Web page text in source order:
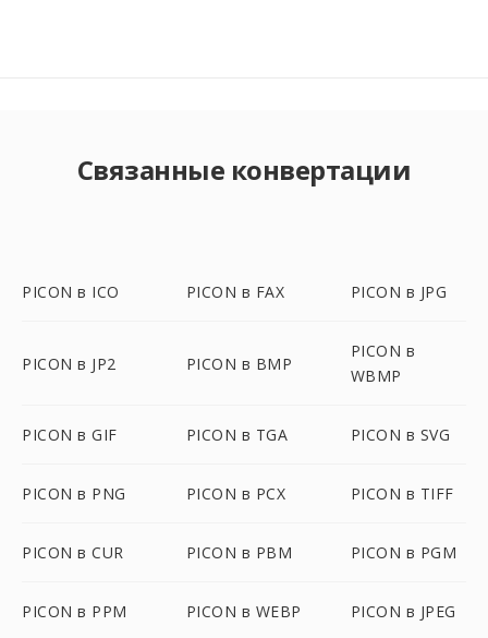
Связанные конвертации
PICON в ICO PICON в FAX PICON в JPG
PICON в JP2 PICON в BMP
PICON в
WBMP
PICON в GIF PICON в TGA PICON в SVG
PICON в PNG PICON в PCX PICON в TIFF
PICON в CUR PICON в PBM PICON в PGM
PICON в PPM PICON в WEBP PICON в JPEG